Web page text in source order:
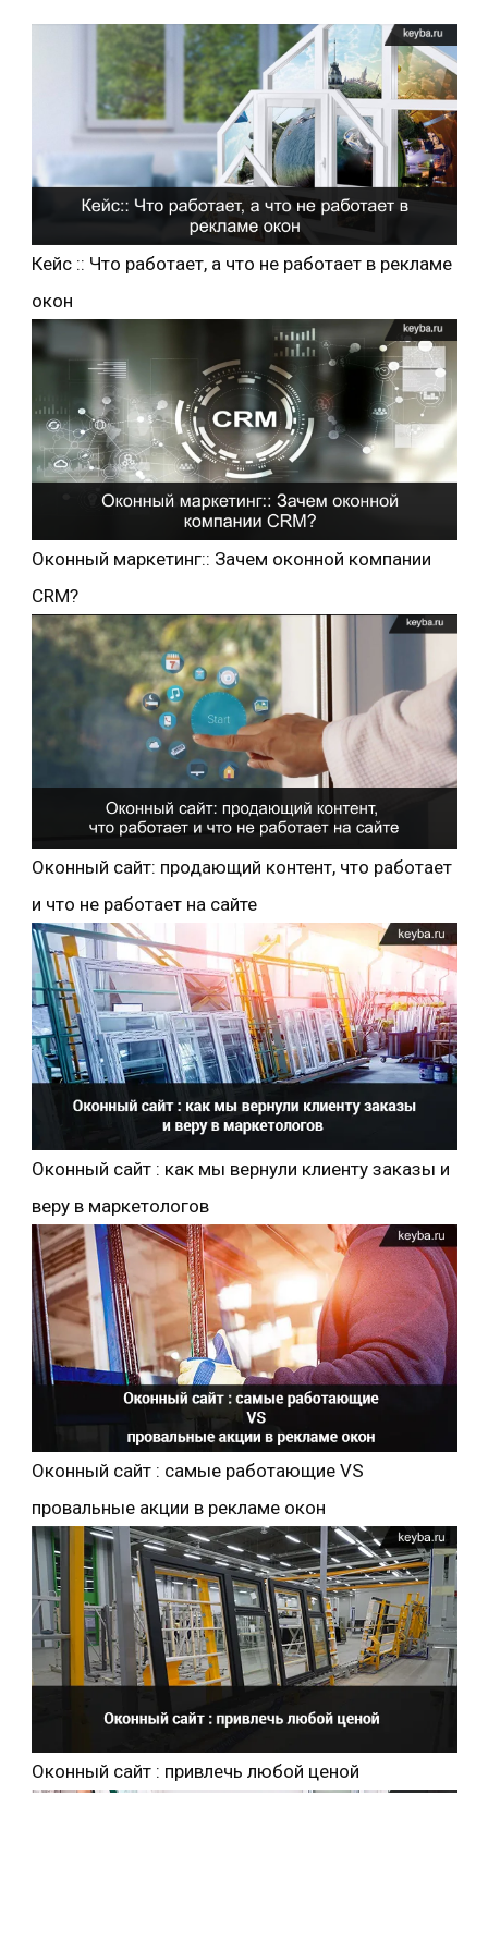
Кейс :: Что работает, а что не работает в рекламе
окон
Оконный маркетинг:: Зачем оконной компании
CRM?
Оконный сайт: продающий контент, что работает
и что не работает на сайте
Оконный сайт : как мы вернули клиенту заказы и
веру в маркетологов
Оконный сайт : самые работающие VS
провальные акции в рекламе окон
Оконный сайт : привлечь любой ценой